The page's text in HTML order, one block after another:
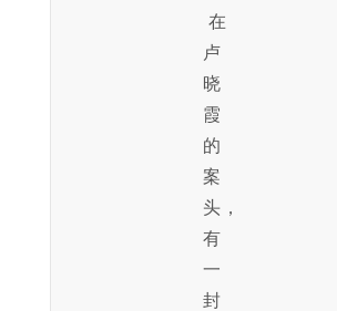
在
卢
晓
霞
的
案
头，
有
一
封